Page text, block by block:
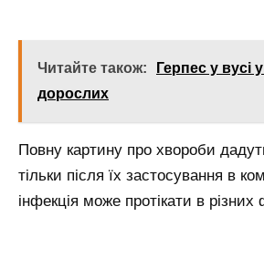
Читайте також:
Герпес у вусі у
дорослих
Повну картину про хвороби
тільки після їх застосування в
інфекція може протікати в